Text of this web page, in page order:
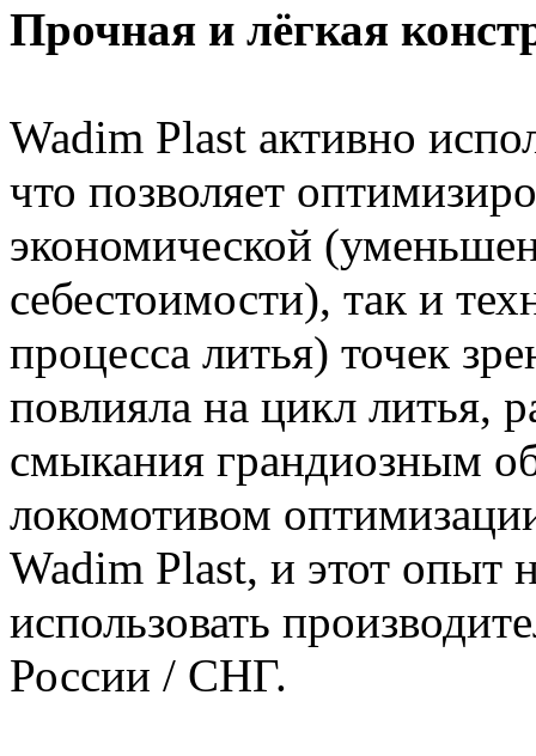
Прочная и лёгкая
Wadim Plast активно
что позволяет
экономической
себестоимости), так и
процесса литья) точек
повлияла на цикл литья,
смыкания грандиозным
локомотивом
Wadim Plast, и этот опыт
использовать
России / СНГ.